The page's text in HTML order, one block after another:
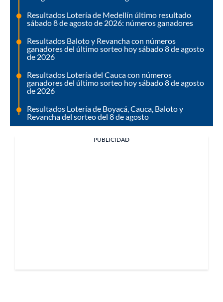
Resultados Lotería de Medellín último resultado
sábado 8 de agosto de 2026: números ganadores
Resultados Baloto y Revancha con números
ganadores del último sorteo hoy sábado 8 de agosto
de 2026
Resultados Lotería del Cauca con números
ganadores del último sorteo hoy sábado 8 de agosto
de 2026
Resultados Lotería de Boyacá, Cauca, Baloto y
Revancha del sorteo del 8 de agosto
PUBLICIDAD